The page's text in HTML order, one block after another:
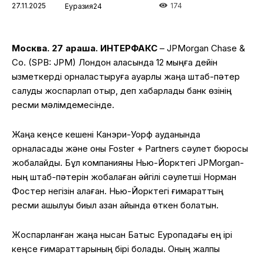
27.11.2025 Еуразия24 174
Москва. 27 қараша. ИНТЕРФАКС – JPMorgan Chase &
Co. (SPB: JPM) Лондон қаласында 12 мыңға дейін
қызметкерді орналастыруға қауқарлы жаңа штаб-пәтер
салуды жоспарлап отыр, деп хабарлады банк өзінің
ресми мәлімдемесінде.
Жаңа кеңсе кешені Канэри-Уорф ауданында
орналасады және оны Foster + Partners сәулет бюросы
жобалайды. Бұл компанияны Нью-Йорктегі JPMorgan-
ның штаб-пәтерін жобалаған әйгілі сәулетші Норман
Фостер негізін қалаған. Нью-Йорктегі ғимараттың
ресми ашылуы биыл қазан айында өткен болатын.
Жоспарланған жаңа нысан Батыс Еуропадағы ең ірі
кеңсе ғимараттарының бірі болады. Оның жалпы